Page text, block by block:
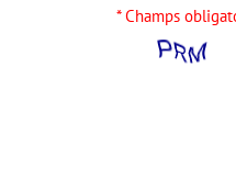
* Champs